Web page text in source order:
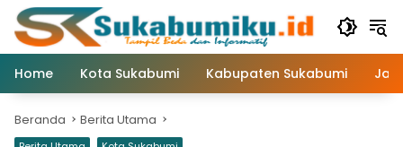
Langsung
konten
Home
Kota Sukabumi Kabupaten Sukabumi
Beranda Berita Utama